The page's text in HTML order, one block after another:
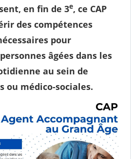
en fin de 3e, ce CAP
des compétences
pour
âgées dans les
au sein de
ou médico-sociales.